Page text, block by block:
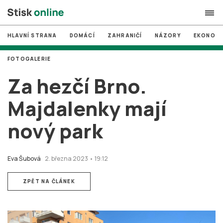
search
# MUNI
# Brno
# volby
login PŘIHLÁSIT SE
HLAVNÍ STRANA DOMÁCÍ ZAHRANIČÍ NÁZORY
Za hezčí Brno.
Majdalenky mají
nový park
Eva Šubová 2. března 2023 • 19:12
FOTOGALERIE
ZPĚT NA ČLÁNEK